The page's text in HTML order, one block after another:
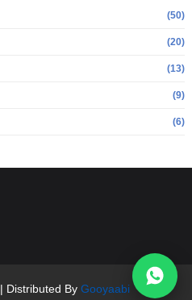
(50)
(20)
(13)
(9)
(6)
| Distributed ByGooyaabi